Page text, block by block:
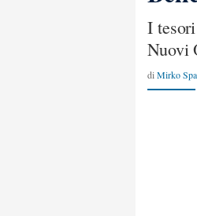
I
Nuovi
di Mirko